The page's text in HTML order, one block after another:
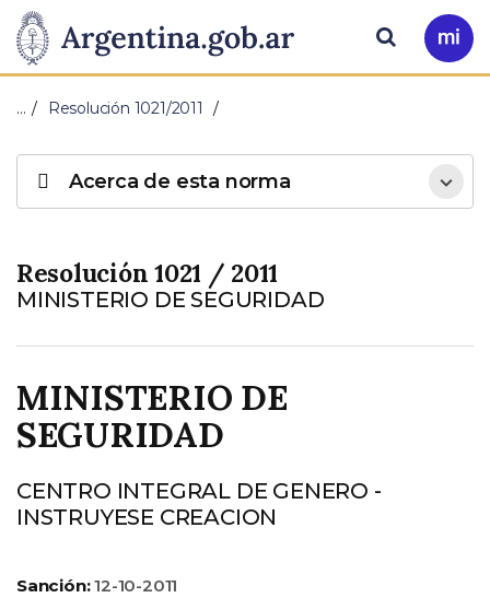
Presidencia
de
Nación
Pasar al contenido principal
Ir
a
Buscar
… Resolución 1021/2011
Resolución 1021 / 2011
MINISTERIO DE SEGURIDAD
MINISTERIO DE
SEGURIDAD
CENTRO INTEGRAL DE GENERO -
INSTRUYESE CREACION
Sanción: 12-10-2011
Acerca de esta norma